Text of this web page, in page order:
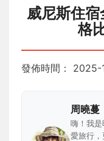
威尼斯住
格
發佈時間： 2025-
周曉蔓
嗨！我
愛旅行